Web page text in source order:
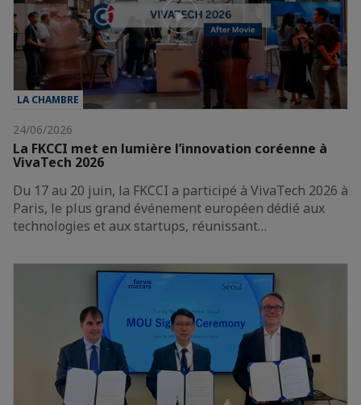
LA CHAMBRE
24/06/2026
La FKCCI met en lumière l’innovation coréenne à
VivaTech 2026
Du 17 au 20 juin, la FKCCI a participé à VivaTech 2026 à
Paris, le plus grand événement européen dédié aux
technologies et aux startups, réunissant…